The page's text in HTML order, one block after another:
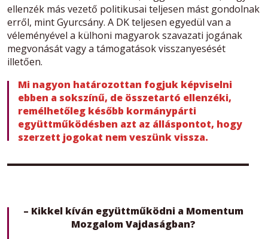
ellenzék más vezető politikusai teljesen mást gondolnak
erről, mint Gyurcsány. A DK teljesen egyedül van a
véleményével a külhoni magyarok szavazati jogának
megvonását vagy a támogatások visszanyesését
illetően.
Mi nagyon határozottan fogjuk képviselni
ebben a sokszínű, de összetartó ellenzéki,
remélhetőleg később kormánypárti
együttműködésben azt az álláspontot, hogy
szerzett jogokat nem veszünk vissza.
– Kikkel kíván együttműködni a Momentum
Mozgalom Vajdaságban?